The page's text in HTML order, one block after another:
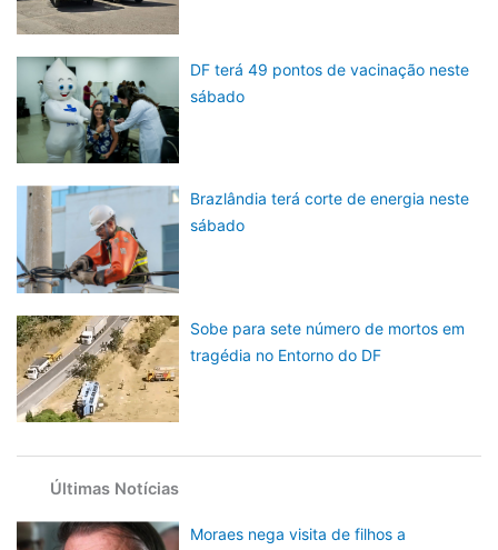
DF terá 49 pontos de vacinação neste
sábado
Brazlândia terá corte de energia neste
sábado
Sobe para sete número de mortos em
tragédia no Entorno do DF
Últimas Notícias
Moraes nega visita de filhos a